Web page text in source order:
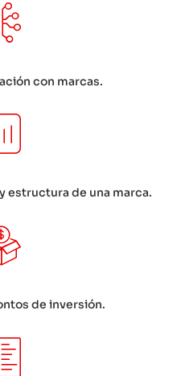
con marcas.
estructura de una marca.
de inversión.